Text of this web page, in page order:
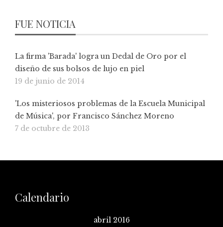
FUE NOTICIA
La firma 'Barada' logra un Dedal de Oro por el
diseño de sus bolsos de lujo en piel
19 de junio de 2014
'Los misteriosos problemas de la Escuela Municipal
de Música', por Francisco Sánchez Moreno
7 de octubre de 2013
Calendario
abril 2016